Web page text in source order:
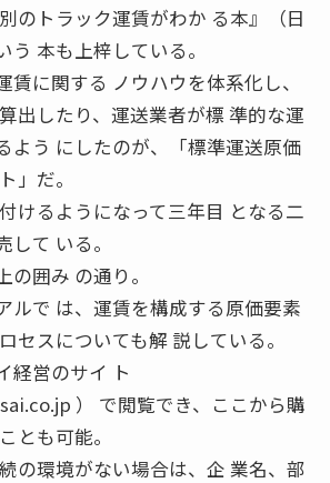
のトラック運賃がわか る本』（日
本も上梓している。
賃に関する ノウハウを体系化し、
出したり、運送業者が標 準的な運
よう にしたのが、「標準運送原価
」だ。
けるようになって三年目 となる二
て いる。
の囲み の通り。
ルで は、運賃を構成する原価要素
セスについても解 説している。
経営のサイ ト
） で閲覧でき、ここから購
とも可能。
の環境がない場合は、企 業名、部